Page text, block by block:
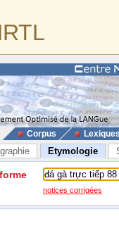
Corpus
Etymologie
notices corrigées